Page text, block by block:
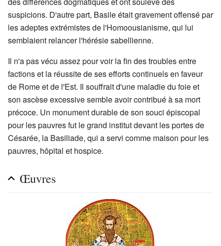
suspicions. D'autre part, Basile était gravement offensé par
les adeptes extrémistes de l'Homoousianisme, qui lui
semblaient relancer l'hérésie sabellienne.
Il n'a pas vécu assez pour voir la fin des troubles entre
factions et la réussite de ses efforts continuels en faveur
de Rome et de l'Est. Il souffrait d'une maladie du foie et
son ascèse excessive semble avoir contribué à sa mort
précoce. Un monument durable de son souci épiscopal
pour les pauvres fut le grand institut devant les portes de
Césarée, la Basiliade, qui a servi comme maison pour les
pauvres, hôpital et hospice.
Œuvres